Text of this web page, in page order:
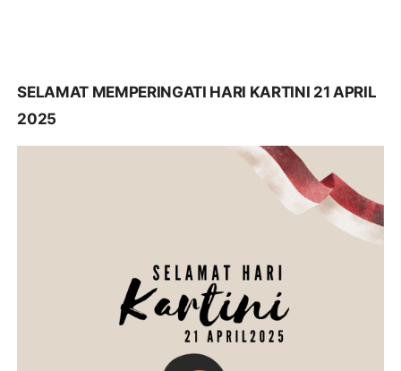
SELAMAT MEMPERINGATI HARI KARTINI 21 APRIL
2025